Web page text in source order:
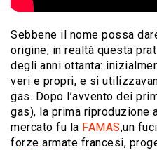
Sebbene il nome possa
origine, in realtà questa
degli anni ottanta:
veri e propri, e si
gas. Dopo l’avvento dei
gas), la prima riproduzione
mercato fu la FAMAS,un
forze armate francesi,